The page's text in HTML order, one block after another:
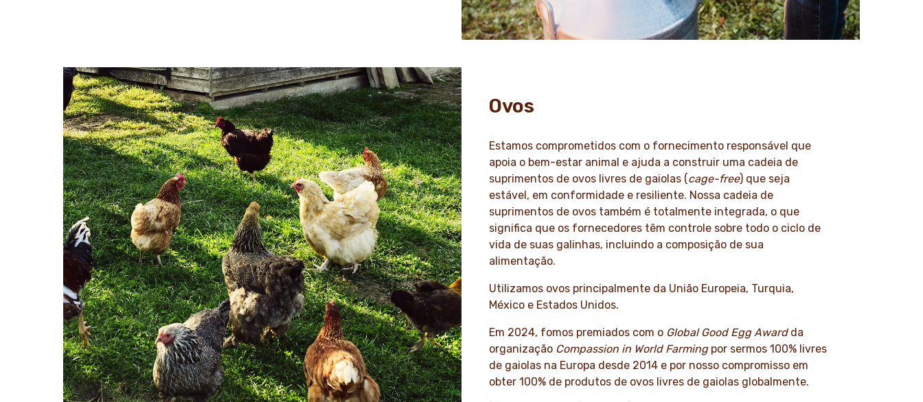
Ovos
Estamos comprometidos com o fornecimento responsável que
apoia o bem-estar animal e ajuda a construir uma cadeia de
suprimentos de ovos livres de gaiolas (cage-free) que seja
estável, em conformidade e resiliente. Nossa cadeia de
suprimentos de ovos também é totalmente integrada, o que
significa que os fornecedores têm controle sobre todo o ciclo de
vida de suas galinhas, incluindo a composição de sua
alimentação.
Utilizamos ovos principalmente da União Europeia, Turquia,
México e Estados Unidos.
Em 2024, fomos premiados com o Global Good Egg Awardda
organização Compassion in World Farmingpor sermos 100% livres
de gaiolas na Europa desde 2014 e por nosso compromisso em
obter 100% de produtos de ovos livres de gaiolas globalmente.